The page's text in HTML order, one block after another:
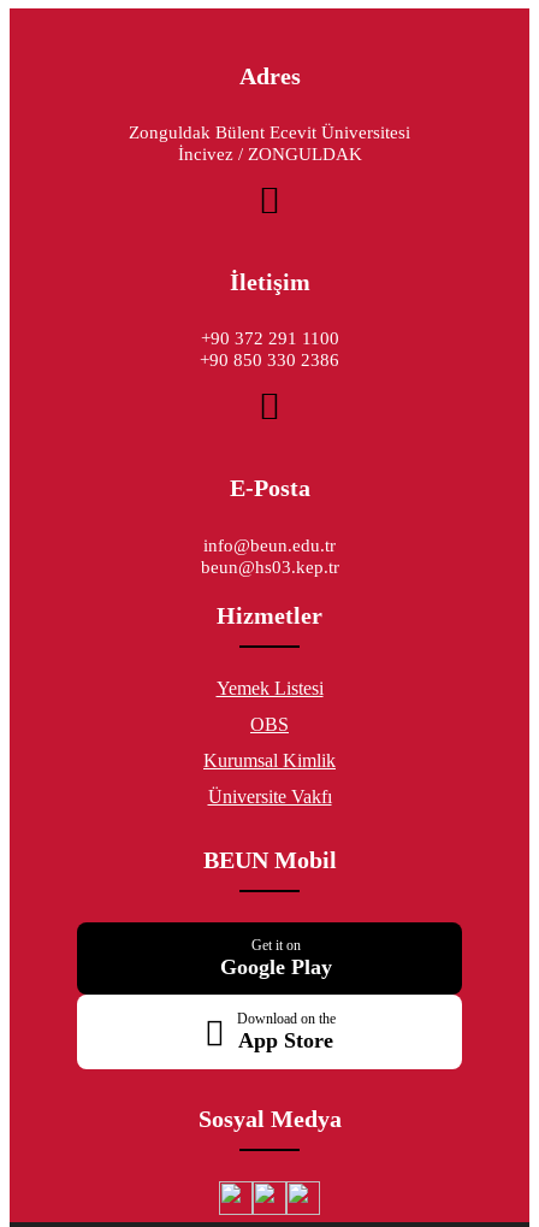
Adres
Zonguldak Bülent Ecevit Üniversitesi
İncivez / ZONGULDAK
İletişim
+90 372 291 1100
+90 850 330 2386
E-Posta
info@beun.edu.tr
beun@hs03.kep.tr
Hizmetler
Yemek Listesi
OBS
Kurumsal Kimlik
Üniversite Vakfı
BEUN Mobil
Get it on
Google Play
Download on the
App Store
Sosyal Medya